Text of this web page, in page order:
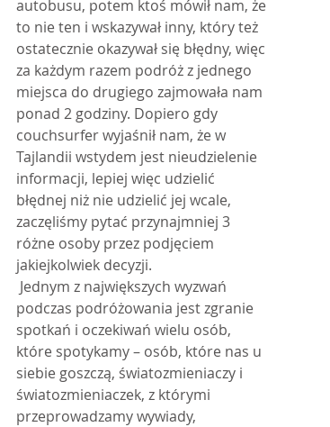
autobusu, potem ktoś mówił nam, że
to nie ten i wskazywał inny, który też
ostatecznie okazywał się błędny, więc
za każdym razem podróż z jednego
miejsca do drugiego zajmowała nam
ponad 2 godziny. Dopiero gdy
couchsurfer wyjaśnił nam, że w
Tajlandii wstydem jest nieudzielenie
informacji, lepiej więc udzielić
błędnej niż nie udzielić jej wcale,
zaczęliśmy pytać przynajmniej 3
różne osoby przez podjęciem
jakiejkolwiek decyzji.
podczas podróżowania jest zgranie
spotkań i oczekiwań wielu osób,
które spotykamy – osób, które nas u
siebie goszczą, światozmieniaczy i
światozmieniaczek, z którymi
przeprowadzamy wywiady,